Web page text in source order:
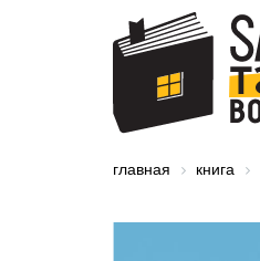
малышам и
дошкольникам
главная книга